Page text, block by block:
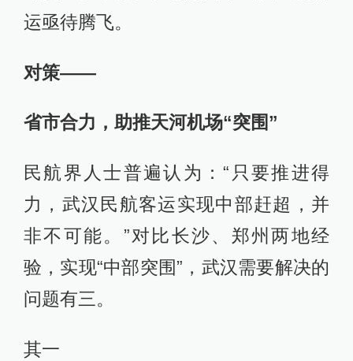
运亟待腾飞。
对策——
省市合力，助推天河机场“突围”
民航界人士普遍认为：“只要推进得
力，武汉民航客运实现中部赶超，并
非不可能。”对比长沙、郑州两地经
验，实现“中部突围”，武汉需要解决的
问题有三。
其一